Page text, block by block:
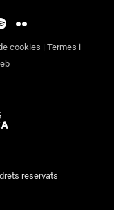
cookies | Termes i
reservats